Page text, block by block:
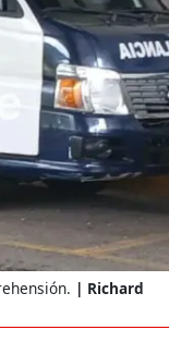
Richard
de magnitud
martes 28 de
de Kumamoto,
provocando una
gran...